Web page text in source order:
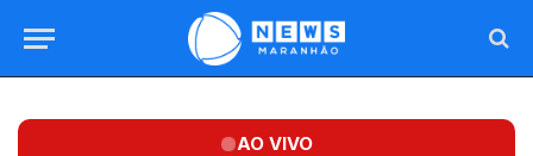
AO VIVO